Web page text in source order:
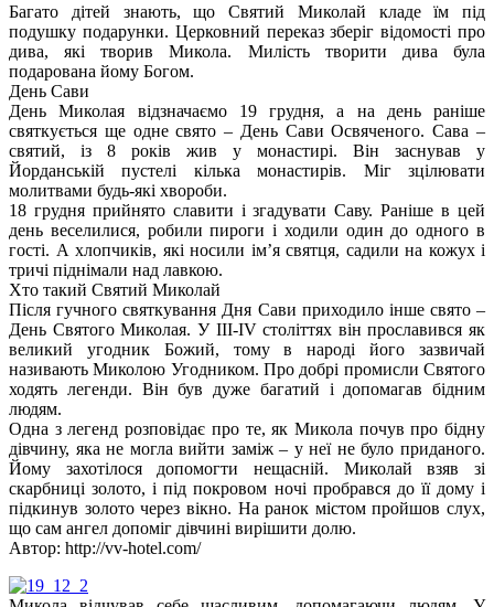
Багато дітей знають, що Святий Миколай кладе їм під
подушку подарунки. Церковний переказ зберіг відомості про
дива, які творив Микола. Милість творити дива була
подарована йому Богом.
День Сави
День Миколая відзначаємо 19 грудня, а на день раніше
святкується ще одне свято – День Сави Освяченого. Сава –
святий, із 8 років жив у монастирі. Він заснував у
Йорданській пустелі кілька монастирів. Міг зцілювати
молитвами будь-які хвороби.
18 грудня прийнято славити і згадувати Саву. Раніше в цей
день веселилися, робили пироги і ходили один до одного в
гості. А хлопчиків, які носили ім’я святця, садили на кожух і
тричі піднімали над лавкою.
Хто такий Святий Миколай
Після гучного святкування Дня Сави приходило інше свято –
День Святого Миколая. У III-IV століттях він прославився як
великий угодник Божий, тому в народі його зазвичай
називають Миколою Угодником. Про добрі промисли Святого
ходять легенди. Він був дуже багатий і допомагав бідним
людям.
Одна з легенд розповідає про те, як Микола почув про бідну
дівчину, яка не могла вийти заміж – у неї не було приданого.
Йому захотілося допомогти нещасній. Миколай взяв зі
скарбниці золото, і під покровом ночі пробрався до її дому і
підкинув золото через вікно. На ранок містом пройшов слух,
що сам ангел допоміг дівчині вирішити долю.
Автор: http://vv-hotel.com/